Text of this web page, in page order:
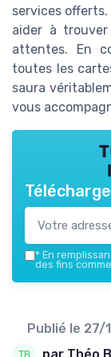
services
aider à
attentes. En
toutes les
saura
vous
* En
des fins
Publié le 27/